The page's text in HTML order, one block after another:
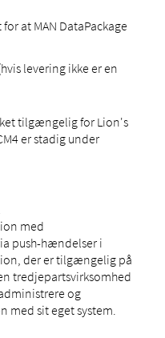
at MAN DataPackage
levering ikke er en
tilgængelig for Lion's
er stadig under
med
push-hændelser i
der er tilgængelig på
tredjepartsvirksomhed
og
med sit eget system.